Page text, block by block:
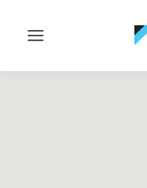
Slå
til/fra